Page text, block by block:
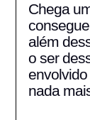
Chega
além
o ser
nada